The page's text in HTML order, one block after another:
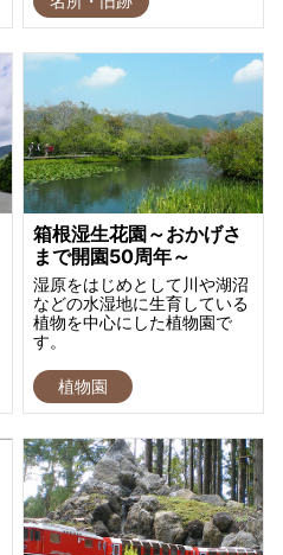
箱根湿生花園～おかげさ
まで開園50周年～
湿原をはじめとして川や湖沼
などの水湿地に生育している
植物を中心にした植物園で
す。
植物園